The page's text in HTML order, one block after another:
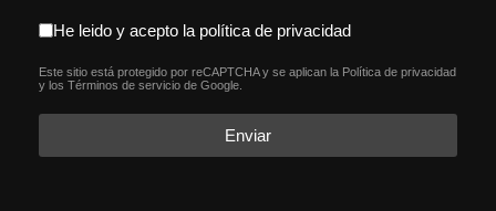
aceptacion política de
He leido y acepto la política de privacidad
reCAPTCHA*
Este sitio está protegido por reCAPTCHA y se aplican la Política de privacidad
y los Términos de servicio de Google.
Enviar